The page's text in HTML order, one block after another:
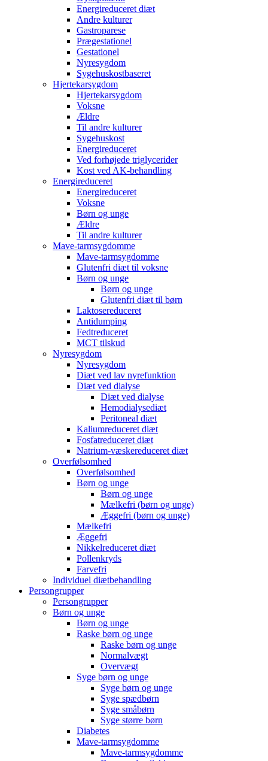
Energireduceret diæt
Andre kulturer
Gastroparese
Prægestationel
Gestationel
Nyresygdom
Sygehuskostbaseret
Hjertekarsygdom
Hjertekarsygdom
Voksne
Ældre
Til andre kulturer
Sygehuskost
Energireduceret
Ved forhøjede triglycerider
Kost ved AK-behandling
Energireduceret
Energireduceret
Voksne
Børn og unge
Ældre
Til andre kulturer
Mave-tarmsygdomme
Mave-tarmsygdomme
Glutenfri diæt til voksne
Børn og unge
Børn og unge
Glutenfri diæt til børn
Laktosereduceret
Antidumping
Fedtreduceret
MCT tilskud
Nyresygdom
Nyresygdom
Diæt ved lav nyrefunktion
Diæt ved dialyse
Diæt ved dialyse
Hemodialysediæt
Peritoneal diæt
Kaliumreduceret diæt
Fosfatreduceret diæt
Natrium-væskereduceret diæt
Overfølsomhed
Overfølsomhed
Børn og unge
Børn og unge
Mælkefri (børn og unge)
Æggefri (børn og unge)
Mælkefri
Æggefri
Nikkelreduceret diæt
Pollenkryds
Farvefri
Individuel diætbehandling
Persongrupper
Persongrupper
Børn og unge
Børn og unge
Raske børn og unge
Raske børn og unge
Normalvægt
Overvægt
Syge børn og unge
Syge børn og unge
Syge spædbørn
Syge småbørn
Syge større børn
Diabetes
Mave-tarmsygdomme
Mave-tarmsygdomme